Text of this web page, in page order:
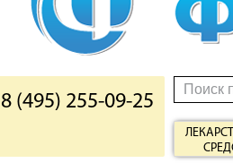
8 (495) 255-09-25